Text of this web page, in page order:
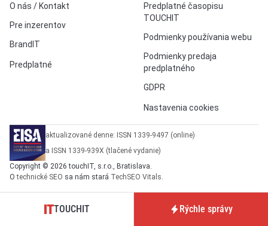
O nás / Kontakt
Pre inzerentov
BrandIT
Predplatné
Predplatné časopisu
TOUCHIT
Podmienky používania webu
Podmienky predaja
predplatného
GDPR
Nastavenia cookies
aktualizované denne: ISSN 1339-9497 (online)
a ISSN 1339-939X (tlačené vydanie)
Copyright © 2026 touchIT, s.r.o., Bratislava.
Otechnické SEO sa nám stará TechSEO Vitals
TOUCHIT Rýchle správy